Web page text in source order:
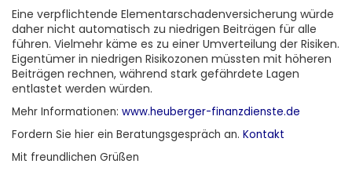
Eine verpflichtende Elementarschadenversicherung würde
daher nicht automatisch zu niedrigen Beiträgen für alle
führen. Vielmehr käme es zu einer Umverteilung der Risiken.
Eigentümer in niedrigen Risikozonen müssten mit höheren
Beiträgen rechnen, während stark gefährdete Lagen
entlastet werden würden.
Mehr Informationen: www.heuberger-finanzdienste.de
Fordern Sie hier ein Beratungsgespräch an. Kontakt
Mit freundlichen Grüßen